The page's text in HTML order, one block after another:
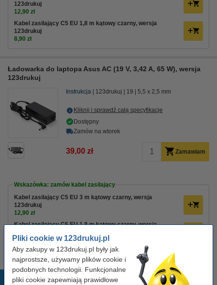
Pliki cookie w 123drukuj.pl
Aby zakupy w 123drukuj.pl były jak
najprostsze, używamy plików cookie i
podobnych technologii. Funkcjonalne
pliki cookie zapewniają prawidłowe
123drukuj
12,90 zł
Kabel zasilający C5 EU 1,8 m kątowy czarny, wersja
123drukuj
8,90 zł
Ładowarka do laptopa Asus AC (19 V, 3,42 A, 65 W), wersja
123drukuj
Instrukcja 123drukuj 19 5,5 x 2,5 mm
Kliknij i sprawdź całą specyfikacje
Dostępny
Zamów na wtorek
39,00 zł Zamawiam
Wskazówka: zamów kabel zasilający
Kabel zasilający C5 EU 3 m kątowy czarny, wersja
123drukuj
12,90 zł
Kabel zasilający C5 EU 1,8 m kątowy czarny, wersja
8,90 zł
Popularne produkty